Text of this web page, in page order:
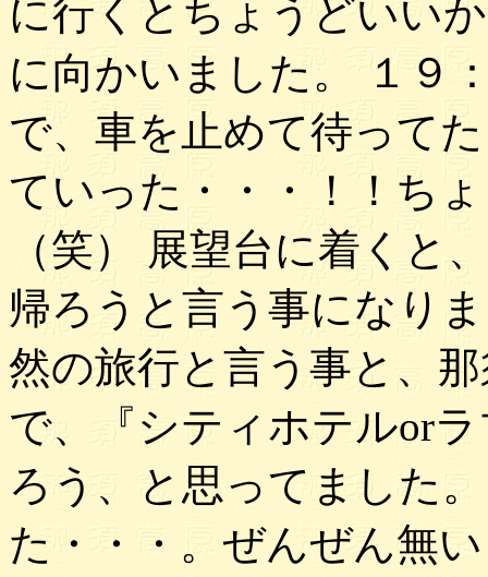
に行くとちょうどいい
に向かいました。 １９
で、車を止めて待って
ていった・・・！！ち
（笑） 展望台に着くと
帰ろうと言う事になり
然の旅行と言う事と、
で、『シティホテルor
ろう、と思ってました
た・・・。ぜんぜん無